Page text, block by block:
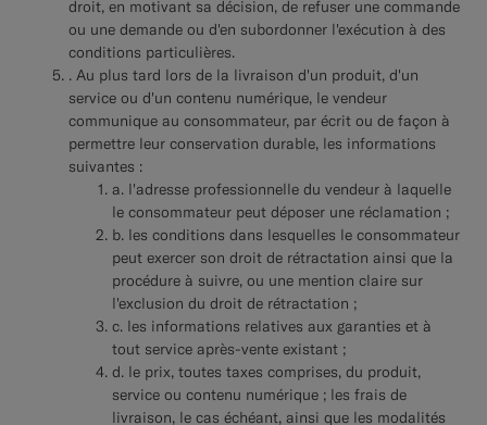
droit, en motivant sa décision, de refuser une commande
ou une demande ou d'en subordonner l'exécution à des
conditions particulières.
. Au plus tard lors de la livraison d'un produit, d'un
service ou d'un contenu numérique, le vendeur
communique au consommateur, par écrit ou de façon à
permettre leur conservation durable, les informations
suivantes :
a. l'adresse professionnelle du vendeur à laquelle
le consommateur peut déposer une réclamation ;
b. les conditions dans lesquelles le consommateur
peut exercer son droit de rétractation ainsi que la
procédure à suivre, ou une mention claire sur
l'exclusion du droit de rétractation ;
c. les informations relatives aux garanties et à
tout service après-vente existant ;
d. le prix, toutes taxes comprises, du produit,
service ou contenu numérique ; les frais de
livraison, le cas échéant, ainsi que les modalités